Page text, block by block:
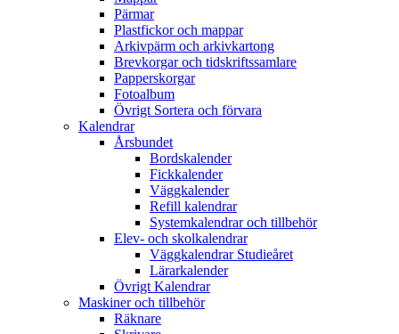
Pärmar
Plastfickor och mappar
Arkivpärm och arkivkartong
Brevkorgar och tidskriftssamlare
Papperskorgar
Fotoalbum
Övrigt Sortera och förvara
Kalendrar
Årsbundet
Bordskalender
Fickkalender
Väggkalender
Refill kalendrar
Systemkalendrar och tillbehör
Elev- och skolkalendrar
Väggkalendrar Studieåret
Lärarkalender
Övrigt Kalendrar
Maskiner och tillbehör
Räknare